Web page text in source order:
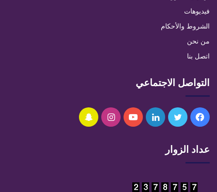
فيديوهات
الشروط والأحكام
من نحن
اتصل بنا
التواصل الاجتماعي
فيسبوكتويتر لينكدإنيوتيوبانستقرامسناب
عداد الزوار